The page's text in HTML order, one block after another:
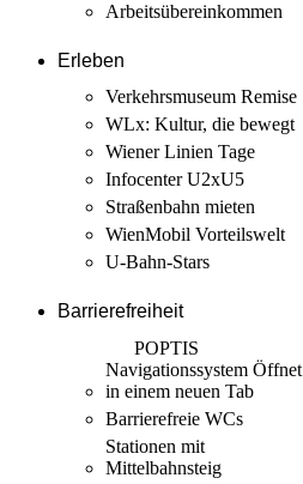
Arbeits­übereinkommen
Erleben
Verkehrsmuseum Remise
WLx: Kultur, die bewegt
Wiener Linien Tage
Infocenter U2xU5
Straßenbahn mieten
WienMobil Vorteilswelt
U-Bahn-Stars
Barrierefreiheit
POPTIS
Navigationssystem Öffnet
in einem neuen Tab
Barrierefreie WCs
Stationen mit
Mittelbahnsteig